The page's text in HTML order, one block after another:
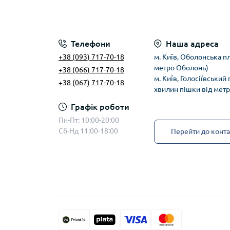
Телефони
+38 (093) 717-70-18
+38 (066) 717-70-18
+38 (067) 717-70-18
Графік роботи
Пн-Пт: 10:00-20:00
Сб-Нд 11:00-18:00
Наша адреса
м. Київ, Оболонська
метро Оболонь)
м. Київ,
хвилин пішки від
Перейти до